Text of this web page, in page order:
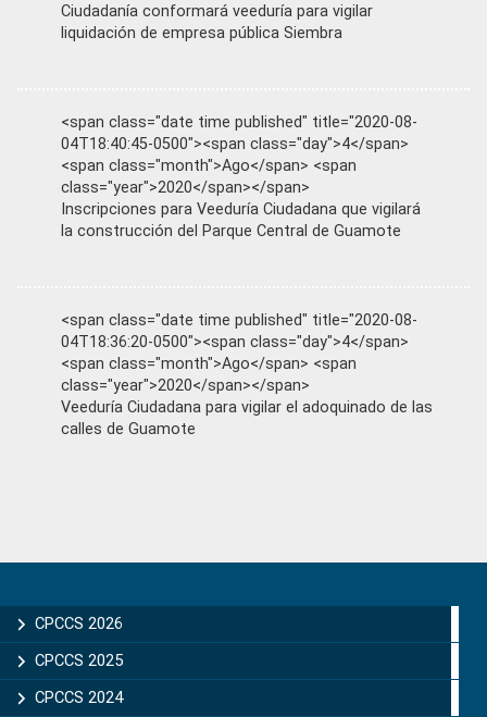
Ciudadanía conformará veeduría para vigilar
liquidación de empresa pública Siembra
<span class="date time published" title="2020-08-
04T18:40:45-0500"><span class="day">4</span>
<span class="month">Ago</span> <span
class="year">2020</span></span>
Inscripciones para Veeduría Ciudadana que vigilará
la construcción del Parque Central de Guamote
<span class="date time published" title="2020-08-
04T18:36:20-0500"><span class="day">4</span>
<span class="month">Ago</span> <span
class="year">2020</span></span>
Veeduría Ciudadana para vigilar el adoquinado de las
calles de Guamote
Sidebar
CPCCS 2026
CPCCS 2025
CPCCS 2024